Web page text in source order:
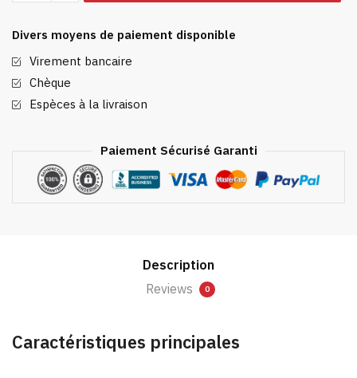
quantity
Divers moyens de paiement disponible
Virement bancaire
Chèque
Espèces à la livraison
Paiement Sécurisé Garanti
Description
Reviews
0
Caractéristiques principales